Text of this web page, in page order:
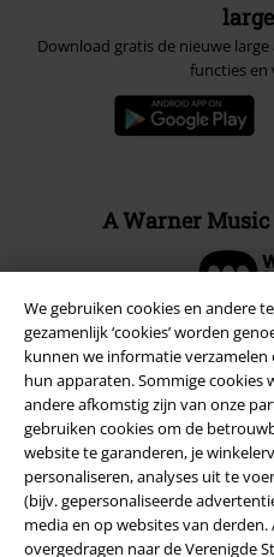
We gebruiken cookies en andere
gezamenlijk ‘cookies’ worden
kunnen we informatie
hun apparaten. Sommige
andere afkomstig zijn van onze
gebruiken cookies om de
website te garanderen, je
personaliseren, analyses uit te
(bijv. gepersonaliseerde
media en op websites van derden.
overgedragen naar de Verenigde
Download gratis de nieuwe
functies en
A Warner Music